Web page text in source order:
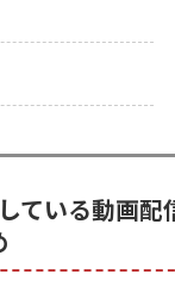
ている動画配